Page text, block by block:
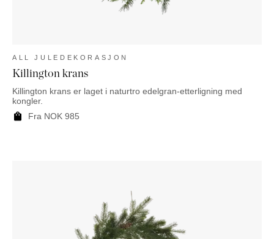
ALL JULEDEKORASJON
Killington krans
Killington krans er laget i naturtro edelgran-etterligning med
kongler.
Fra NOK 985